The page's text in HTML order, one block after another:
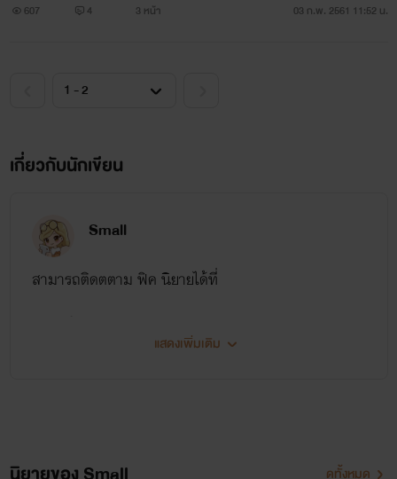
607 4 3 หน้า 03 ก.พ. 2561 11:52 น.
เกี่ยวกับนักเขียน
Small
สามารถติดตตาม ฟิค นิยายได้ที่
แสดงเพิ่มเติม
ดูทั้งหมด